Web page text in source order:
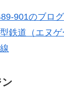
901のブログ
鉄道（エヌゲ